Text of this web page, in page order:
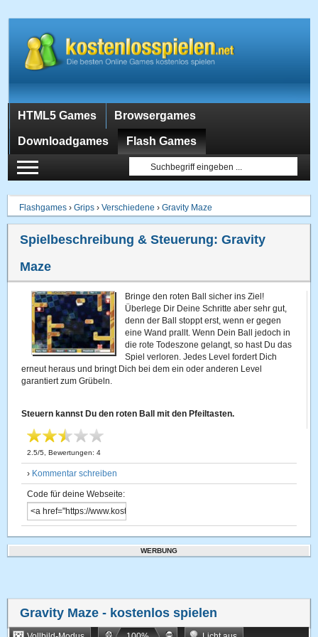
HTML5 Games Browsergames
Downloadgames Flash Games
Flashgames ›Grips ›Verschiedene ›Gravity Maze
Spielbeschreibung & Steuerung:Gravity
Maze
Bringe den roten Ball sicher ins Ziel!
Überlege Dir Deine Schritte aber sehr gut,
denn der Ball stoppt erst, wenn er gegen
eine Wand prallt. Wenn Dein Ball jedoch in
die rote Todeszone gelangt, so hast Du das
Spiel verloren. Jedes Level fordert Dich
erneut heraus und bringt Dich bei dem ein oder anderen Level
garantiert zum Grübeln.
Steuern kannst Du den roten Ball mit den Pfeiltasten.
2.5/5 , Bewertungen:4
› Kommentar schreiben
Code für deine Webseite:
WERBUNG
Gravity Maze - kostenlos spielen